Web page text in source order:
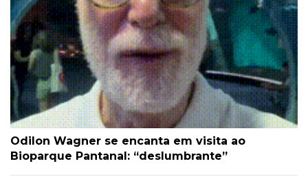
Odilon Wagner se encanta em visita ao
Bioparque Pantanal: “deslumbrante”